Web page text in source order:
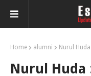
Home alumni Nurul
Nurul Huda